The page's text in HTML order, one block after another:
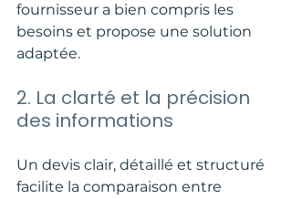
fournisseur a bien compris les
besoins et propose une solution
adaptée.
2. La clarté et la précision
des informations
Un devis clair, détaillé et structuré
facilite la comparaison entre